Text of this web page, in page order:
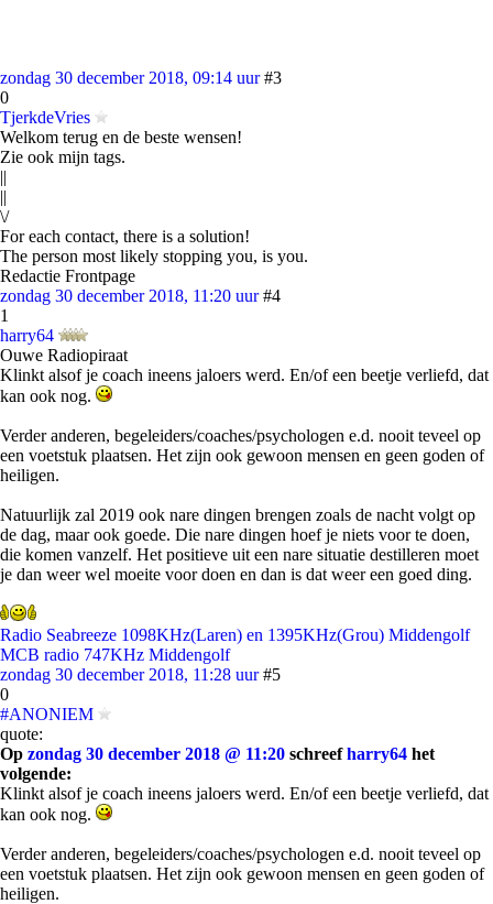
zondag 30 december 2018, 09:14 uur #3
0
TjerkdeVries
Welkom terug en de beste wensen!
Zie ook mijn tags.
||
||
\/
For each contact, there is a solution!
The person most likely stopping you, is you.
Redactie Frontpage
zondag 30 december 2018, 11:20 uur #4
1
harry64
Ouwe Radiopiraat
Klinkt alsof je coach ineens jaloers werd. En/of een beetje verliefd, dat
kan ook nog.
Verder anderen, begeleiders/coaches/psychologen e.d. nooit teveel op
een voetstuk plaatsen. Het zijn ook gewoon mensen en geen goden of
heiligen.
Natuurlijk zal 2019 ook nare dingen brengen zoals de nacht volgt op
de dag, maar ook goede. Die nare dingen hoef je niets voor te doen,
die komen vanzelf. Het positieve uit een nare situatie destilleren moet
je dan weer wel moeite voor doen en dan is dat weer een goed ding.
Radio Seabreeze 1098KHz(Laren) en 1395KHz(Grou) Middengolf
MCB radio 747KHz Middengolf
zondag 30 december 2018, 11:28 uur #5
0
#ANONIEM
quote:
Op zondag 30 december 2018 @ 11:20 schreefharry64 het
volgende:
Klinkt alsof je coach ineens jaloers werd. En/of een beetje verliefd, dat
kan ook nog.
Verder anderen, begeleiders/coaches/psychologen e.d. nooit teveel op
een voetstuk plaatsen. Het zijn ook gewoon mensen en geen goden of
heiligen.